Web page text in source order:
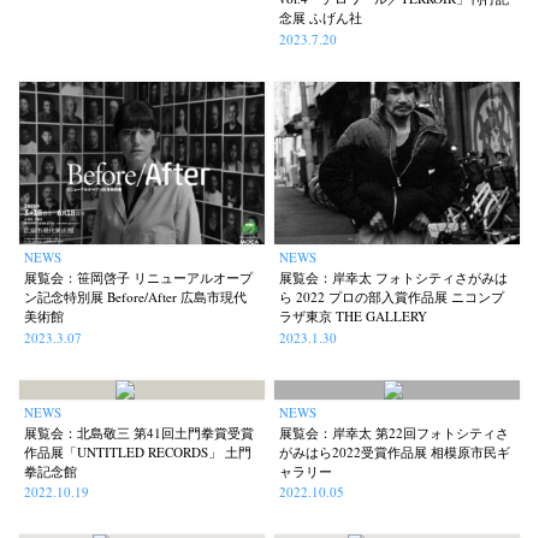
念展 ふげん社
2023.7.20
NEWS
展覧会：笹岡啓子 リニューアルオープ
ン記念特別展 Before/After 広島市現代
美術館
2023.3.07
NEWS
展覧会：岸幸太 フォトシティさがみは
ら 2022 プロの部入賞作品展 ニコンプ
ラザ東京 THE GALLERY
2023.1.30
NEWS
展覧会：北島敬三 第41回土門拳賞受賞
作品展「UNTITLED RECORDS」 土門
拳記念館
2022.10.19
NEWS
展覧会：岸幸太 第22回フォトシティさ
がみはら2022受賞作品展 相模原市民ギ
ャラリー
2022.10.05